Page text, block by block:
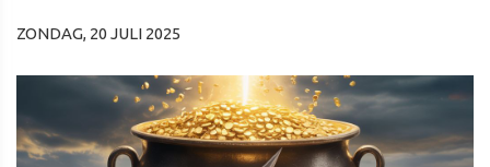
ZONDAG, 20 JULI 2025